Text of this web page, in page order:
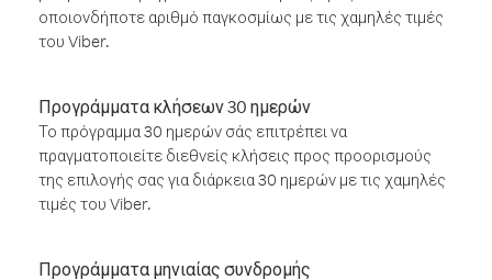
οποιονδήποτε αριθμό παγκοσμίως με τις χαμηλές τιμές
του Viber.
Προγράμματα κλήσεων 30 ημερών
Το πρόγραμμα 30 ημερών σάς επιτρέπει να
πραγματοποιείτε διεθνείς κλήσεις προς προορισμούς
της επιλογής σας για διάρκεια 30 ημερών με τις χαμηλές
τιμές του Viber.
Προγράμματα μηνιαίας συνδρομής